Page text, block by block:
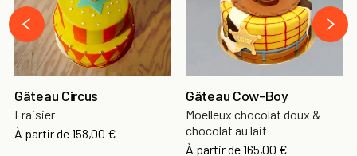
Gâteau Circus
Fraisier
À partir de158,00 €
Gâteau Cow-Boy
Moelleux chocolat doux &
chocolat au lait
À partir de165,00 €
‹
›